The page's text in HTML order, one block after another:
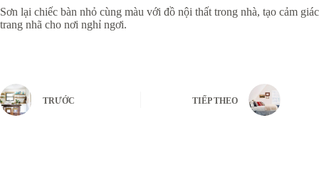
Sơn lại chiếc bàn nhỏ cùng màu với đồ nội thất trong nhà, tạo cảm giác
trang nhã cho nơi nghỉ ngơi.
TRƯỚC TIẾP THEO